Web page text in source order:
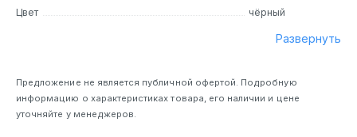
качество звука и точную передачу аудиосигнала.
память устройства с помощью карт памяти Micro SD.
на M5 Ultra.
Выходная мощность:До 1100 мВт @ 32 Ом при
балансном подключении, что позволяет вам
Цвет
чёрный
Развернуть
Предложение не является публичной офертой. Подробную
информацию о характеристиках товара, его наличии и цене
уточняйте у менеджеров.